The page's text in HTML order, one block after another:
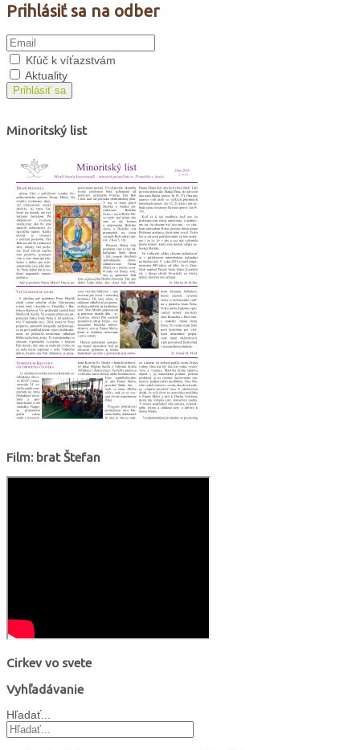
Prihlásiť sa na odber
Kľúč k víťazstvám
Aktuality
Prihlásiť sa
Minoritský list
Film: brat Štefan
Cirkev vo svete
Vyhľadávanie
Hľadať...